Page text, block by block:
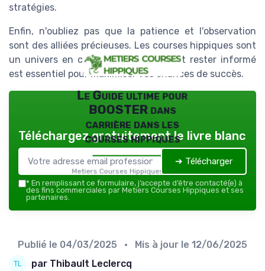
stratégies.
Enfin, n'oubliez pas que la patience et l'observation
sont des alliées précieuses. Les courses hippiques sont
un univers en constante évolution, et rester informé
est essentiel pour maximiser vos chances de succès.
Le Guide ultime pour
BOOSTER dans
carrière dans les
courses hippiques
Metiers Courses Hippiques — 2026
Téléchargez gratuitement le livre blanc
➔ Télécharger
* En remplissant ce formulaire, j’accepte d’être contacté(e) à
des fins commerciales par Metiers Courses Hippiques et ses
partenaires.
Publié le 04/03/2025 • Mis à jour le 12/06/2025
par Thibault Leclercq